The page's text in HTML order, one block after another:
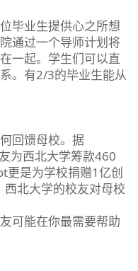
业生提供心之所想
通过一个导师计划将
一起。学生们可以直
。有2/3的毕业生能从
回馈母校。据
为西北大学筹款460
是为学校捐赠1亿创
北大学的校友对母校
能在你最需要帮助